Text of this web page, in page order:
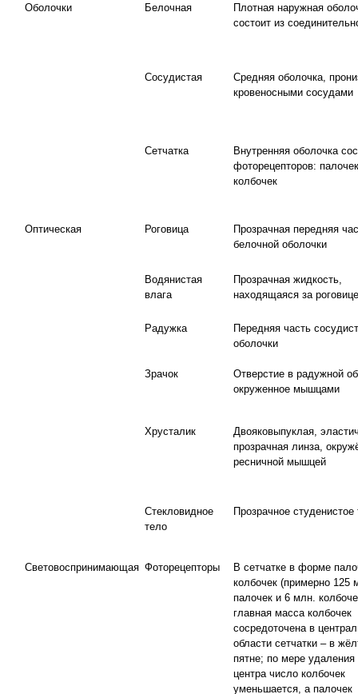
Оболочки Белочная
Плотная наружная
состоит из
Сосудистая
Средняя оболочка,
кровеносными сосудами
Сетчатка
Внутренняя оболочка
фоторецепторов:
колбочек
Оптическая Роговица
Прозрачная передняя
белочной оболочки
Водянистая
влага
Прозрачная жидкость,
находящаяся за
Радужка
Передняя часть
оболочки
Зрачок
Отверстие в радужной
окруженное мышцами
Хрусталик
Двояковыпуклая,
прозрачная линза,
ресничной мышцей
Стекловидное
тело
Прозрачное студенистое
Световоспринимающая Фоторецепторы
В сетчатке в форме
колбочек (примерно 125
палочек и 6 млн.
главная масса колбочек
сосредоточена в
области сетчатки – в
пятне; по мере удаления
центра число колбочек
уменьшается, а палочек